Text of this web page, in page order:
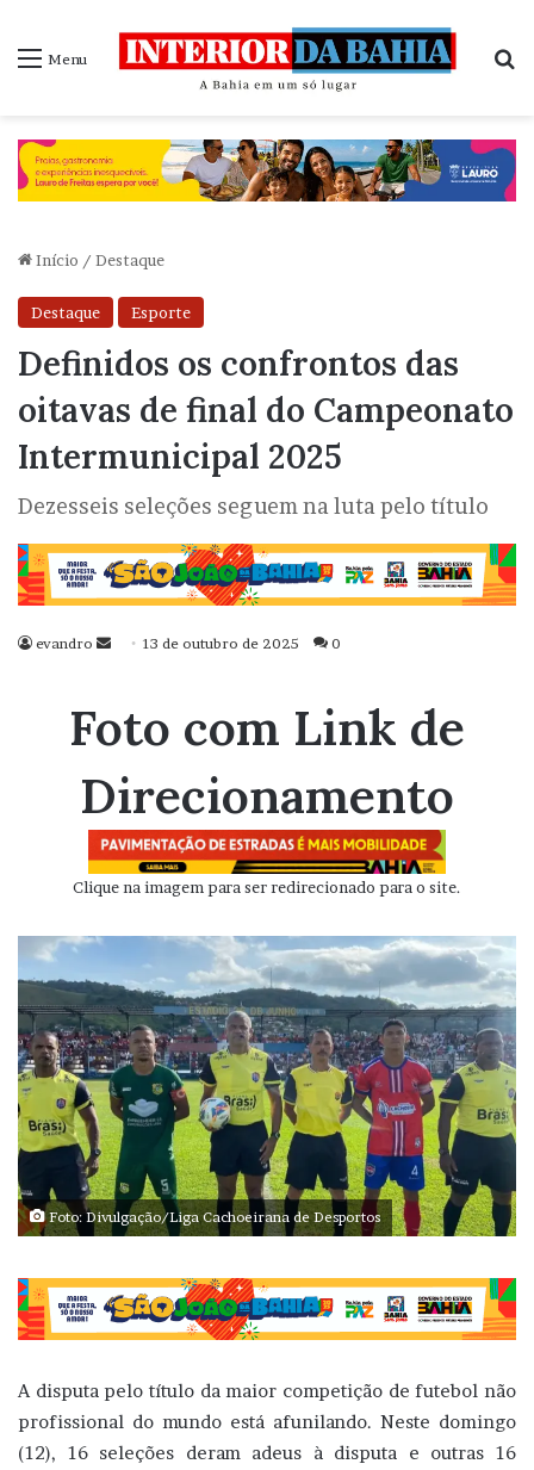
Menu
Início / Destaque
Destaque Esporte
Definidos os confrontos das
oitavas de final do Campeonato
Intermunicipal 2025
Dezesseis seleções seguem na luta pelo título
evandro
Mande
mail
13 de outubro de 2025 0
Foto com Link de
Direcionamento
Clique na imagem para ser redirecionado para o site.
Foto: Divulgação/Liga Cachoeirana de Desportos
A disputa pelo título da maior competição de futebol não
profissional do mundo está afunilando. Neste domingo
(12), 16 seleções deram adeus à disputa e outras 16